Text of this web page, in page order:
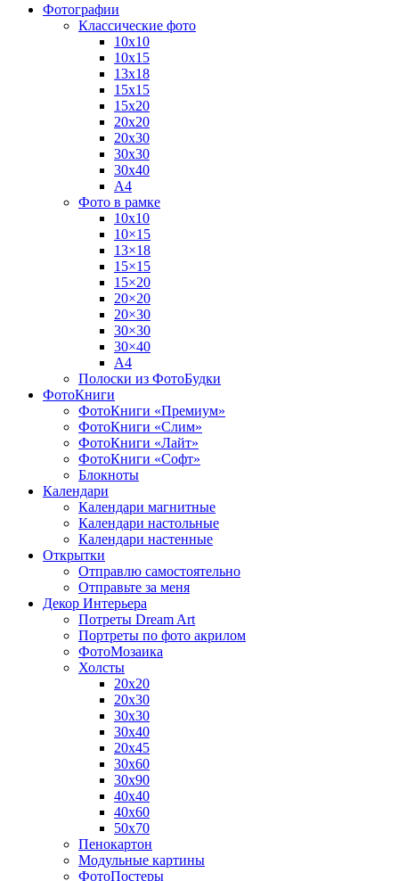
Фотографии
Классические фото
10х10
10х15
13х18
15х15
15х20
20х20
20х30
30х30
30х40
А4
Фото в рамке
10х10
10×15
13×18
15×15
15×20
20×20
20×30
30×30
30×40
A4
Полоски из ФотоБудки
ФотоКниги
ФотоКниги «Премиум»
ФотоКниги «Слим»
ФотоКниги «Лайт»
ФотоКниги «Софт»
Блокноты
Календари
Календари магнитные
Календари настольные
Календари настенные
Открытки
Отправлю самостоятельно
Отправьте за меня
Декор Интерьера
Потреты Dream Art
Портреты по фото акрилом
ФотоМозаика
Холсты
20х20
20х30
30х30
30х40
20х45
30х60
30х90
40х40
40х60
50х70
Пенокартон
Модульные картины
ФотоПостеры